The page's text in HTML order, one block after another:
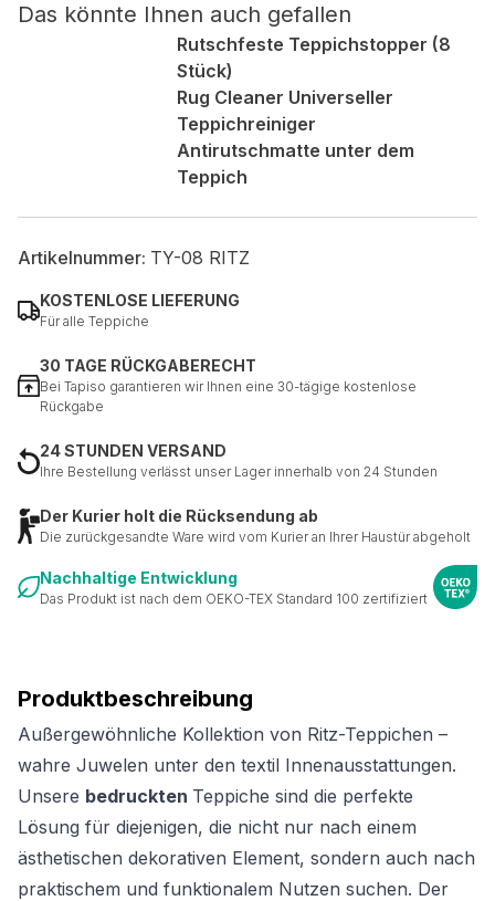
Produktbeschreibung
Außergewöhnliche Kollektion von Ritz-Teppichen –
wahre Juwelen unter den textil Innenausstattungen.
Unsere bedruckten Teppiche sind die perfekte
Lösung für diejenigen, die nicht nur nach einem
ästhetischen dekorativen Element, sondern auch nach
praktischem und funktionalem Nutzen suchen. Der
Das könnte Ihnen auch gefallen
Rutschfeste Teppichstopper (8
Stück)
Rug Cleaner Universeller
Teppichreiniger
Antirutschmatte unter dem
Teppich
Artikelnummer: TY-08 RITZ
KOSTENLOSE LIEFERUNG
Für alle Teppiche
30 TAGE RÜCKGABERECHT
Bei Tapiso garantieren wir Ihnen eine 30-tägige kostenlose
Rückgabe
24 STUNDEN VERSAND
Ihre Bestellung verlässt unser Lager innerhalb von 24 Stunden
Der Kurier holt die Rücksendung ab
Die zurückgesandte Ware wird vom Kurier an Ihrer Haustür abgeholt
Nachhaltige Entwicklung
Das Produkt ist nach dem OEKO-TEX Standard 100 zertifiziert